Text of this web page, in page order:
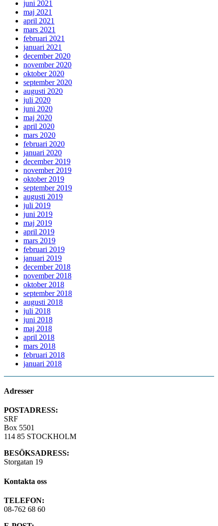
juni 2021
maj 2021
april 2021
mars 2021
februari 2021
januari 2021
december 2020
november 2020
oktober 2020
september 2020
augusti 2020
juli 2020
juni 2020
maj 2020
april 2020
mars 2020
februari 2020
januari 2020
december 2019
november 2019
oktober 2019
september 2019
augusti 2019
juli 2019
juni 2019
maj 2019
april 2019
mars 2019
februari 2019
januari 2019
december 2018
november 2018
oktober 2018
september 2018
augusti 2018
juli 2018
juni 2018
maj 2018
april 2018
mars 2018
februari 2018
januari 2018
Adresser
POSTADRESS:
SRF
Box 5501
114 85 STOCKHOLM
BESÖKSADRESS:
Storgatan 19
Kontakta oss
TELEFON:
08-762 68 60